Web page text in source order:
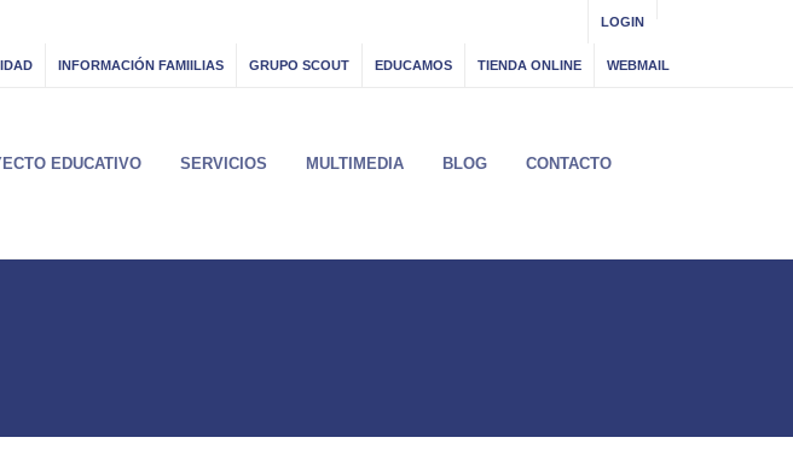
LOGIN
INFORMACIÓN FAMIILIAS GRUPO SCOUT EDUCAMOS TIENDA ONLINE WEBMAIL
EDUCATIVO SERVICIOS MULTIMEDIA BLOG CONTACTO